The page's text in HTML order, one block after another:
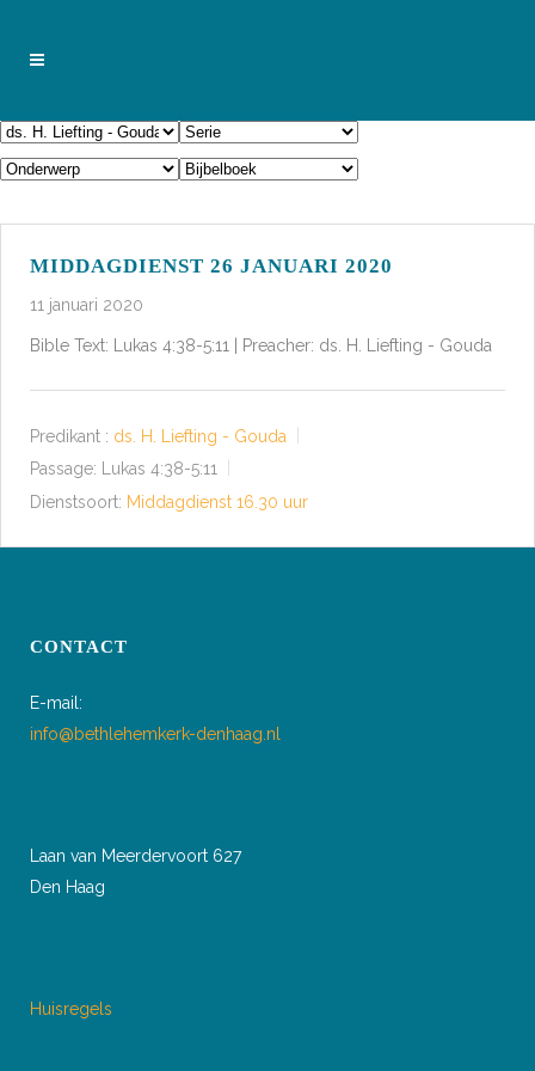
MIDDAGDIENST 26 JANUARI 2020
11 januari 2020
Bible Text: Lukas 4:38-5:11 | Preacher: ds. H. Liefting - Gouda
Predikant : ds. H. Liefting - Gouda
Passage: Lukas 4:38-5:11
Dienstsoort: Middagdienst 16.30 uur
CONTACT
E-mail:
info@bethlehemkerk-denhaag.nl
Laan van Meerdervoort 627
Den Haag
Huisregels